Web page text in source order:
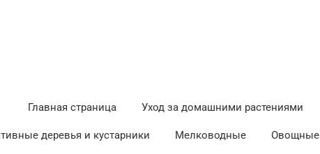
Главная страница Уход за домашними растениями
деревья и кустарники Мелководные Овощные